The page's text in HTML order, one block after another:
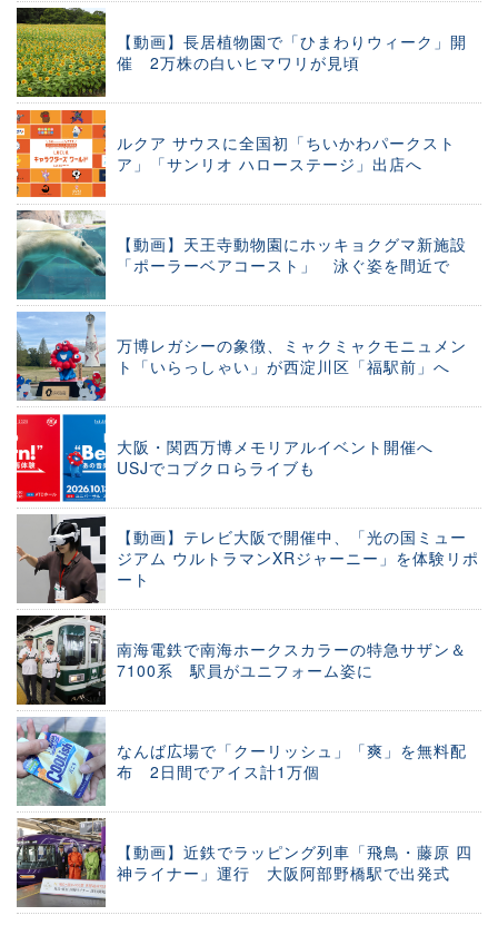
【動画】長居植物園で「ひまわりウィーク」開
催 2万株の白いヒマワリが見頃
ルクア サウスに全国初「ちいかわパークスト
ア」「サンリオ ハローステージ」出店へ
【動画】天王寺動物園にホッキョクグマ新施設
「ポーラーベアコースト」 泳ぐ姿を間近で
万博レガシーの象徴、ミャクミャクモニュメン
ト「いらっしゃい」が西淀川区「福駅前」へ
大阪・関西万博メモリアルイベント開催へ
USJでコブクロらライブも
【動画】テレビ大阪で開催中、「光の国ミュー
ジアム ウルトラマンXRジャーニー」を体験リポ
ート
南海電鉄で南海ホークスカラーの特急サザン＆
7100系 駅員がユニフォーム姿に
なんば広場で「クーリッシュ」「爽」を無料配
布 2日間でアイス計1万個
【動画】近鉄でラッピング列車「飛鳥・藤原 四
神ライナー」運行 大阪阿部野橋駅で出発式